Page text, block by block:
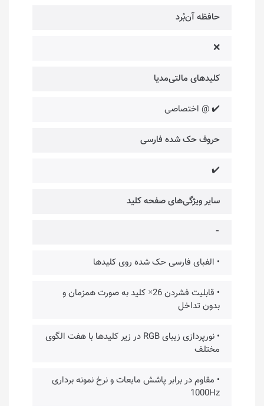
حافظه آن‌بُرد
❌
کلیدهای مالتی‌مدیا
✔️ @ اختصاصی
حروف حک شده فارسی
✔️
سایر ویژگی‌های صفحه کلید
⁃
• الفبای فارسی حک شده روی کلیدها
• قابلیت فشردن 26× کلید به صورت همزمان و
بدون تداخل
• نورپردازی زیبای RGB در زیر کلیدها با هفت الگوی
مختلف
• مقاوم در برابر پاشش مایعات و نرخ نمونه برداری
1000Hz